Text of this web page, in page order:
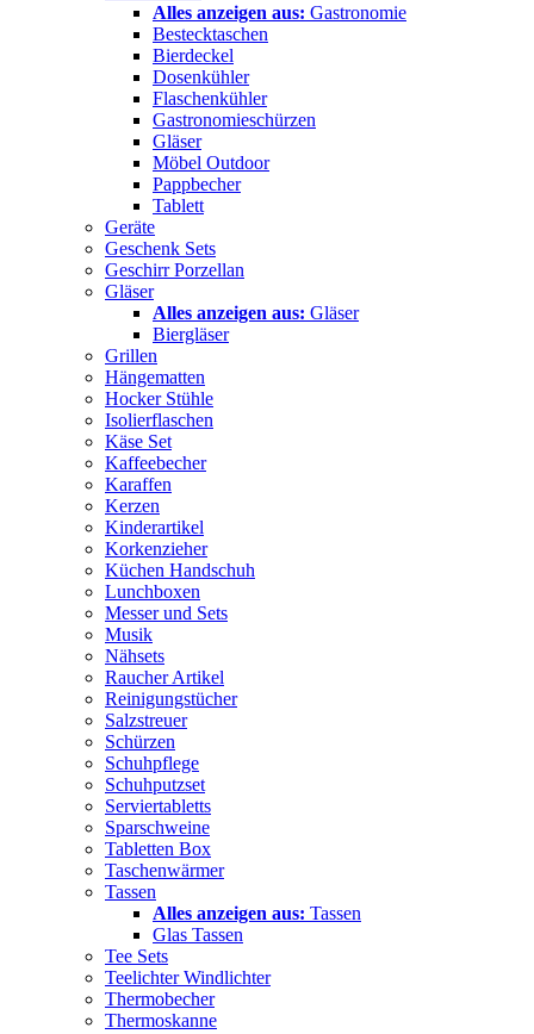
Alles anzeigen aus: Gastronomie
Bestecktaschen
Bierdeckel
Dosenkühler
Flaschenkühler
Gastronomieschürzen
Gläser
Möbel Outdoor
Pappbecher
Tablett
Geräte
Geschenk Sets
Geschirr Porzellan
Gläser
Alles anzeigen aus: Gläser
Biergläser
Grillen
Hängematten
Hocker Stühle
Isolierflaschen
Käse Set
Kaffeebecher
Karaffen
Kerzen
Kinderartikel
Korkenzieher
Küchen Handschuh
Lunchboxen
Messer und Sets
Musik
Nähsets
Raucher Artikel
Reinigungstücher
Salzstreuer
Schürzen
Schuhpflege
Schuhputzset
Serviertabletts
Sparschweine
Tabletten Box
Taschenwärmer
Tassen
Alles anzeigen aus: Tassen
Glas Tassen
Tee Sets
Teelichter Windlichter
Thermobecher
Thermoskanne